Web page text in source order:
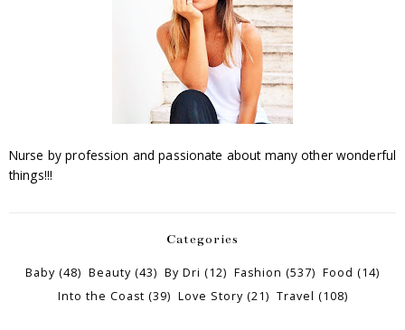
Nurse by profession and passionate about many other wonderful
things!!!
Categories
Baby (48) Beauty (43) By Dri (12) Fashion (537) Food (14)
Into the Coast (39) Love Story (21) Travel (108)